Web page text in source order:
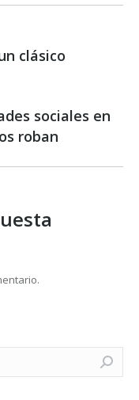
clásico
sociales en
roban